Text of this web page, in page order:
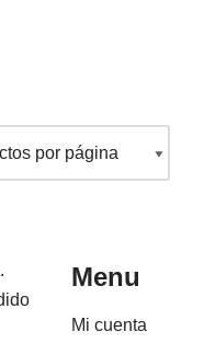
Menu
Mi cuenta